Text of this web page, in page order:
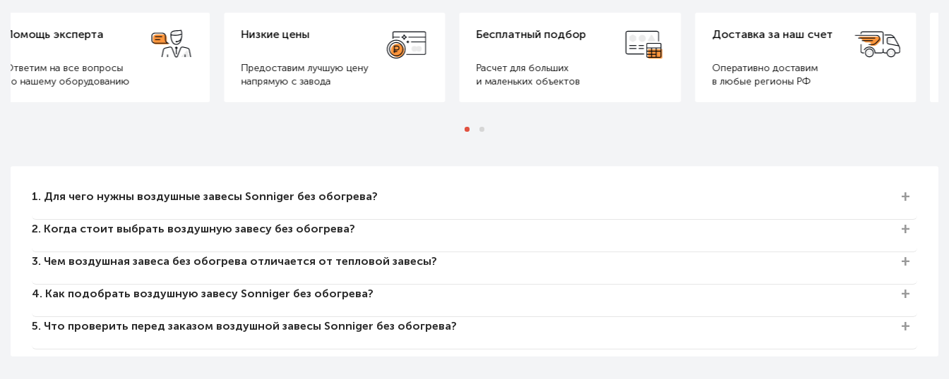
Низкие цены
Предоставим лучшую цену
напрямую с завода
Бесплатный подбор
Расчет для больших
и маленьких объектов
Доставка за наш счет
Оперативно доставим
в любые регионы РФ
Официальная гарантия
Ремонт и обслуживание
оборудования SONNIGER
1. Для чего нужны воздушные завесы Sonniger без обогрева?
2. Когда стоит выбрать воздушную завесу без обогрева?
3. Чем воздушная завеса без обогрева отличается от тепловой завесы?
4. Как подобрать воздушную завесу Sonniger без обогрева?
5. Что проверить перед заказом воздушной завесы Sonniger без обогрева?